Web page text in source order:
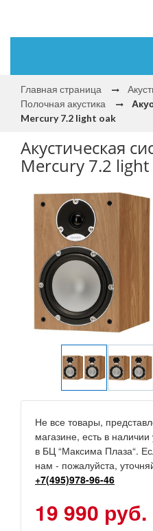
Главная страница
Полочная акустика
Mercury 7.2 light oak
Акустическая
Mercury 7.2 light
Не все товары,
магазине, есть в
в БЦ “Максима Плаза“.
нам - пожалуйста,
+7(495)978-96-46
19 990 руб.